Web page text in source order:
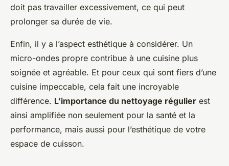
doit pas travailler excessivement, ce qui peut
prolonger sa durée de vie.
Enfin, il y a l’aspect esthétique à considérer. Un
micro-ondes propre contribue à une cuisine plus
soignée et agréable. Et pour ceux qui sont fiers d’une
cuisine impeccable, cela fait une incroyable
différence. L’importance du nettoyage régulier est
ainsi amplifiée non seulement pour la santé et la
performance, mais aussi pour l’esthétique de votre
espace de cuisson.